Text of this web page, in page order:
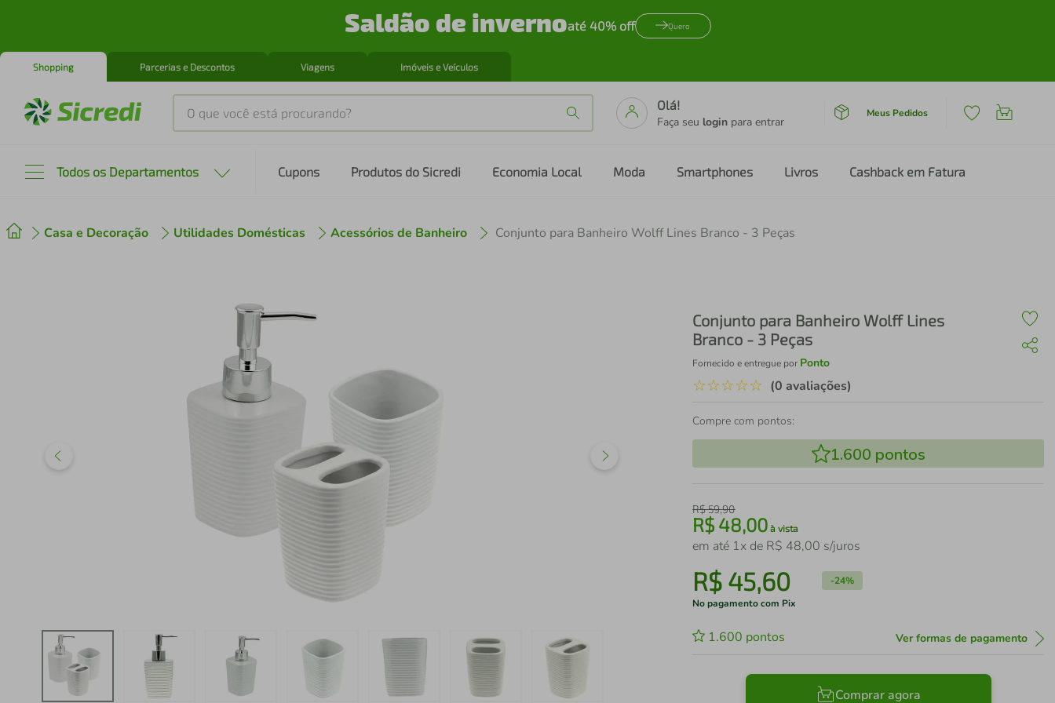
Saldão de invernoaté 40% off Quero
Shopping Parcerias e Descontos Viagens Imóveis e Veículos
O que você está procurando?
Olá!
Faça seu login para entrar
Meus Pedidos
Todos os Departamentos Cupons Produtos do Sicredi Economia Local Moda Smartphones Livros Cashback em Fatura
Casa e Decoração Utilidades Domésticas Acessórios de Banheiro Conjunto para Banheiro Wolff Lines Branco - 3 Peças
Conjunto para Banheiro Wolff Lines
Branco - 3 Peças
Fornecido e entregue por Ponto
☆☆☆☆☆ (0 avaliações)
Compre com pontos:
1.600 pontos
R$59,90
R$48,00 à vista
em até 1x de R$ 48,00 s/juros
R$ 45,60 -24%
No pagamento com Pix
1.600 pontos Ver formas de pagamento
Comprar agora
º cafeteira